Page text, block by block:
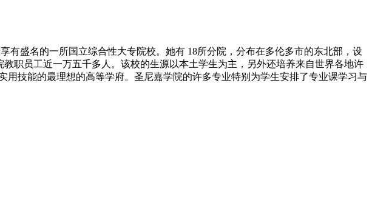
盛名的一所国立综合性大专院校。她有 18所分院，分布在多伦多市的东北部，设
职员工近一万五千多人。该校的生源以本土学生为主，另外还培养来自世界各地许
技能的最理想的高等学府。圣尼嘉学院的许多专业特别为学生安排了专业课学习与